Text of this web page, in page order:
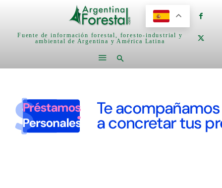
Fuente de información forestal, foresto-industrial y
ambiental de Argentina y América Latina